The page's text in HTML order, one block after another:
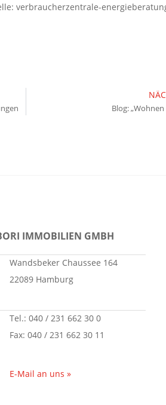
verbraucherzentrale-
Blog:
IMMOBILIEN GMBH
Wandsbeker Chaussee 164
22089 Hamburg
Tel.: 040 / 231 662 30 0
Fax: 040 / 231 662 30 11
E-Mail an uns »